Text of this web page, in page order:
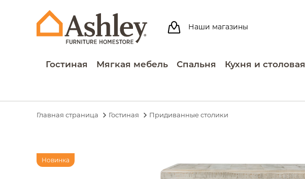
Наши магазины
Гостиная Мягкая мебель Спальня Кухня и столовая
Главная страница Гостиная Придиванные столики
Новинка